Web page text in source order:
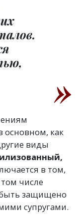
основном, как
виды
в том,
числе
защищено
супругами.